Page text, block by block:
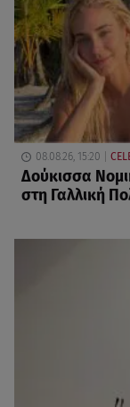
08.08.26, 15:20
Δούκισσα
στη Γαλλική